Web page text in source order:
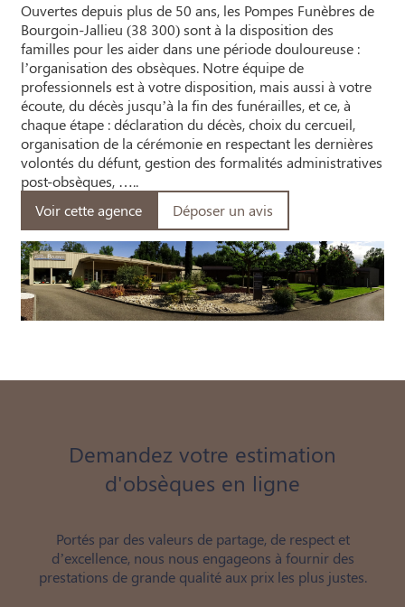
Ouvertes depuis plus de 50 ans, les Pompes Funèbres de
Bourgoin-Jallieu (38 300) sont à la disposition des
familles pour les aider dans une période douloureuse :
l’organisation des obsèques. Notre équipe de
professionnels est à votre disposition, mais aussi à votre
écoute, du décès jusqu’à la fin des funérailles, et ce, à
chaque étape : déclaration du décès, choix du cercueil,
organisation de la cérémonie en respectant les dernières
volontés du défunt, gestion des formalités administratives
post-obsèques, …..
Voir cette agence
Déposer un avis
Demandez votre estimation
d'obsèques en ligne
Portés par des valeurs de partage, de respect et
d’excellence, nous nous engageons à fournir des
prestations de grande qualité aux prix les plus justes.